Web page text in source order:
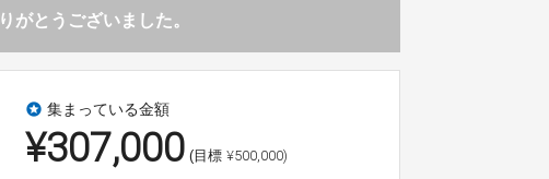
がとうございました。
stars 集まっている金額
¥307,000 (目標 ¥500,000)